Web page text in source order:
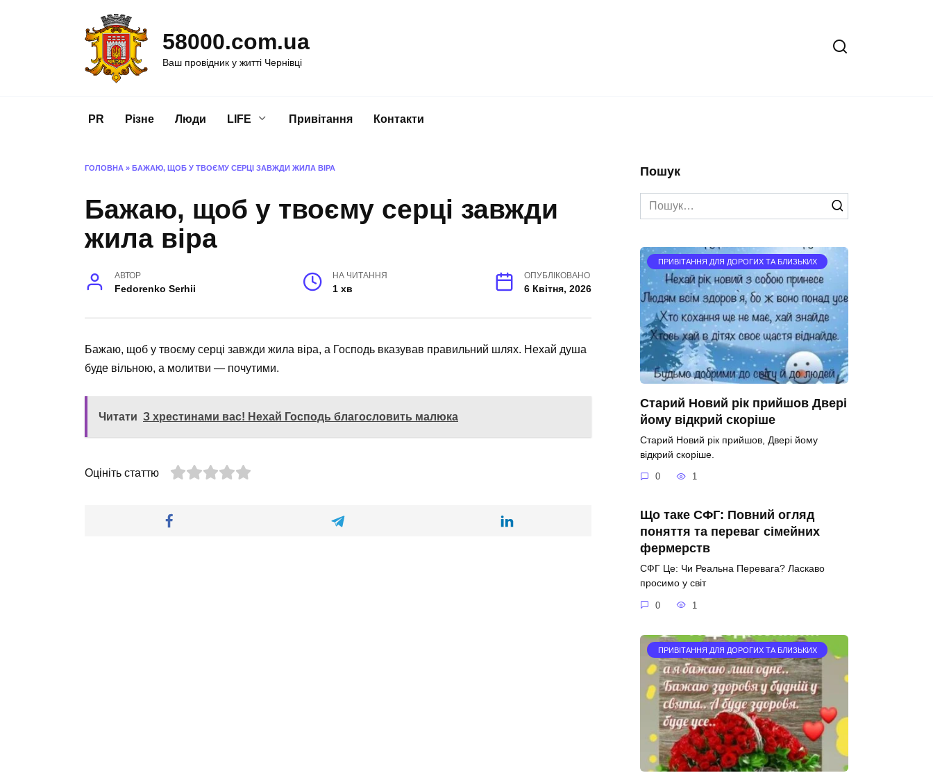
58000.com.ua
Ваш провідник у житті Чернівці
PR Різне Люди LIFE Привітання Контакти
ГОЛОВНА » БАЖАЮ, ЩОБ У ТВОЄМУ СЕРЦІ ЗАВЖДИ ЖИЛА ВІРА
Бажаю, щоб у твоєму серці завжди
жила віра
АВТОР
Fedorenko Serhii
НА ЧИТАННЯ
1 хв
ОПУБЛІКОВАНО
6 Квітня, 2026
Бажаю, щоб у твоєму серці завжди жила віра, а Господь вказував правильний шлях. Нехай душа
буде вільною, а молитви — почутими.
Читати З хрестинами вас! Нехай Господь благословить малюка
Оцініть статтю
Пошук
Search
for:
ПРИВІТАННЯ ДЛЯ ДОРОГИХ ТА БЛИЗЬКИХ
Старий Новий рік прийшов Двері
йому відкрий скоріше
Старий Новий рік прийшов, Двері йому
відкрий скоріше.
0 1
Що таке СФГ: Повний огляд
поняття та переваг сімейних
фермерств
СФГ Це: Чи Реальна Перевага? Ласкаво
просимо у світ
0 1
ПРИВІТАННЯ ДЛЯ ДОРОГИХ ТА БЛИЗЬКИХ